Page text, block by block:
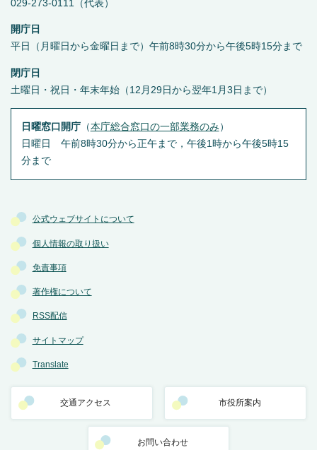
公式ウェブサイトについて
個人情報の取り扱い
免責事項
著作権について
RSS配信
サイトマップ
Translate
交通アクセス 市役所案内
お問い合わせ
029-273-0111（代表）
開庁日
平日（月曜日から金曜日まで）午前8時30分から午後5時15分まで
閉庁日
土曜日・祝日・年末年始（12月29日から翌年1月3日まで）
日曜窓口開庁（本庁総合窓口の一部業務のみ ）
日曜日 午前8時30分から正午まで，午後1時から午後5時15
分まで